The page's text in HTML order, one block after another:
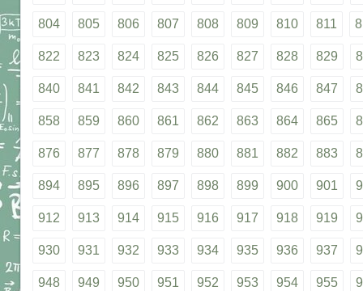
804 805 806 807 808 809 810 811
822 823 824 825 826 827 828 829
840 841 842 843 844 845 846 847
858 859 860 861 862 863 864 865
876 877 878 879 880 881 882 883
894 895 896 897 898 899 900 901
912 913 914 915 916 917 918 919
930 931 932 933 934 935 936 937
948 949 950 951 952 953 954 955